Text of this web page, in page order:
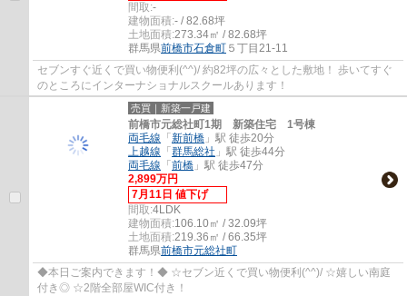
間取:-
建物面積:- / 82.68坪
土地面積:273.34㎡ / 82.68坪
群馬県前橋市石倉町 ５丁目21-11
セブンすぐ近くで買い物便利(^^)/ 約82坪の広々とした敷地！ 歩いてすぐ
のところにインターナショナルスクールあります！
売買｜新築一戸建
前橋市元総社町1期 新築住宅 1号棟
両毛線 「 新前橋 」駅 徒歩20分
上越線 「 群馬総社 」駅 徒歩44分
両毛線 「 前橋 」駅 徒歩47分
2,899万円
7月11日 値下げ
間取:4LDK
建物面積:106.10㎡ / 32.09坪
土地面積:219.36㎡ / 66.35坪
群馬県前橋市元総社町
◆本日ご案内できます！◆ ☆セブン近くで買い物便利(^^)/ ☆嬉しい南庭
付き◎ ☆2階全部屋WIC付き！